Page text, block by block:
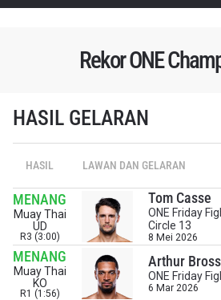
Rekor ONE
HASIL GELARAN
HASIL LAWAN DAN GELARAN
MENANG
Muay Thai
UD
R3 (3:00)
Tom Casse
ONE Friday
Circle 13
8 Mei 2026
MENANG
Muay Thai
KO
R1 (1:56)
Arthur
ONE Friday
6 Mar 2026